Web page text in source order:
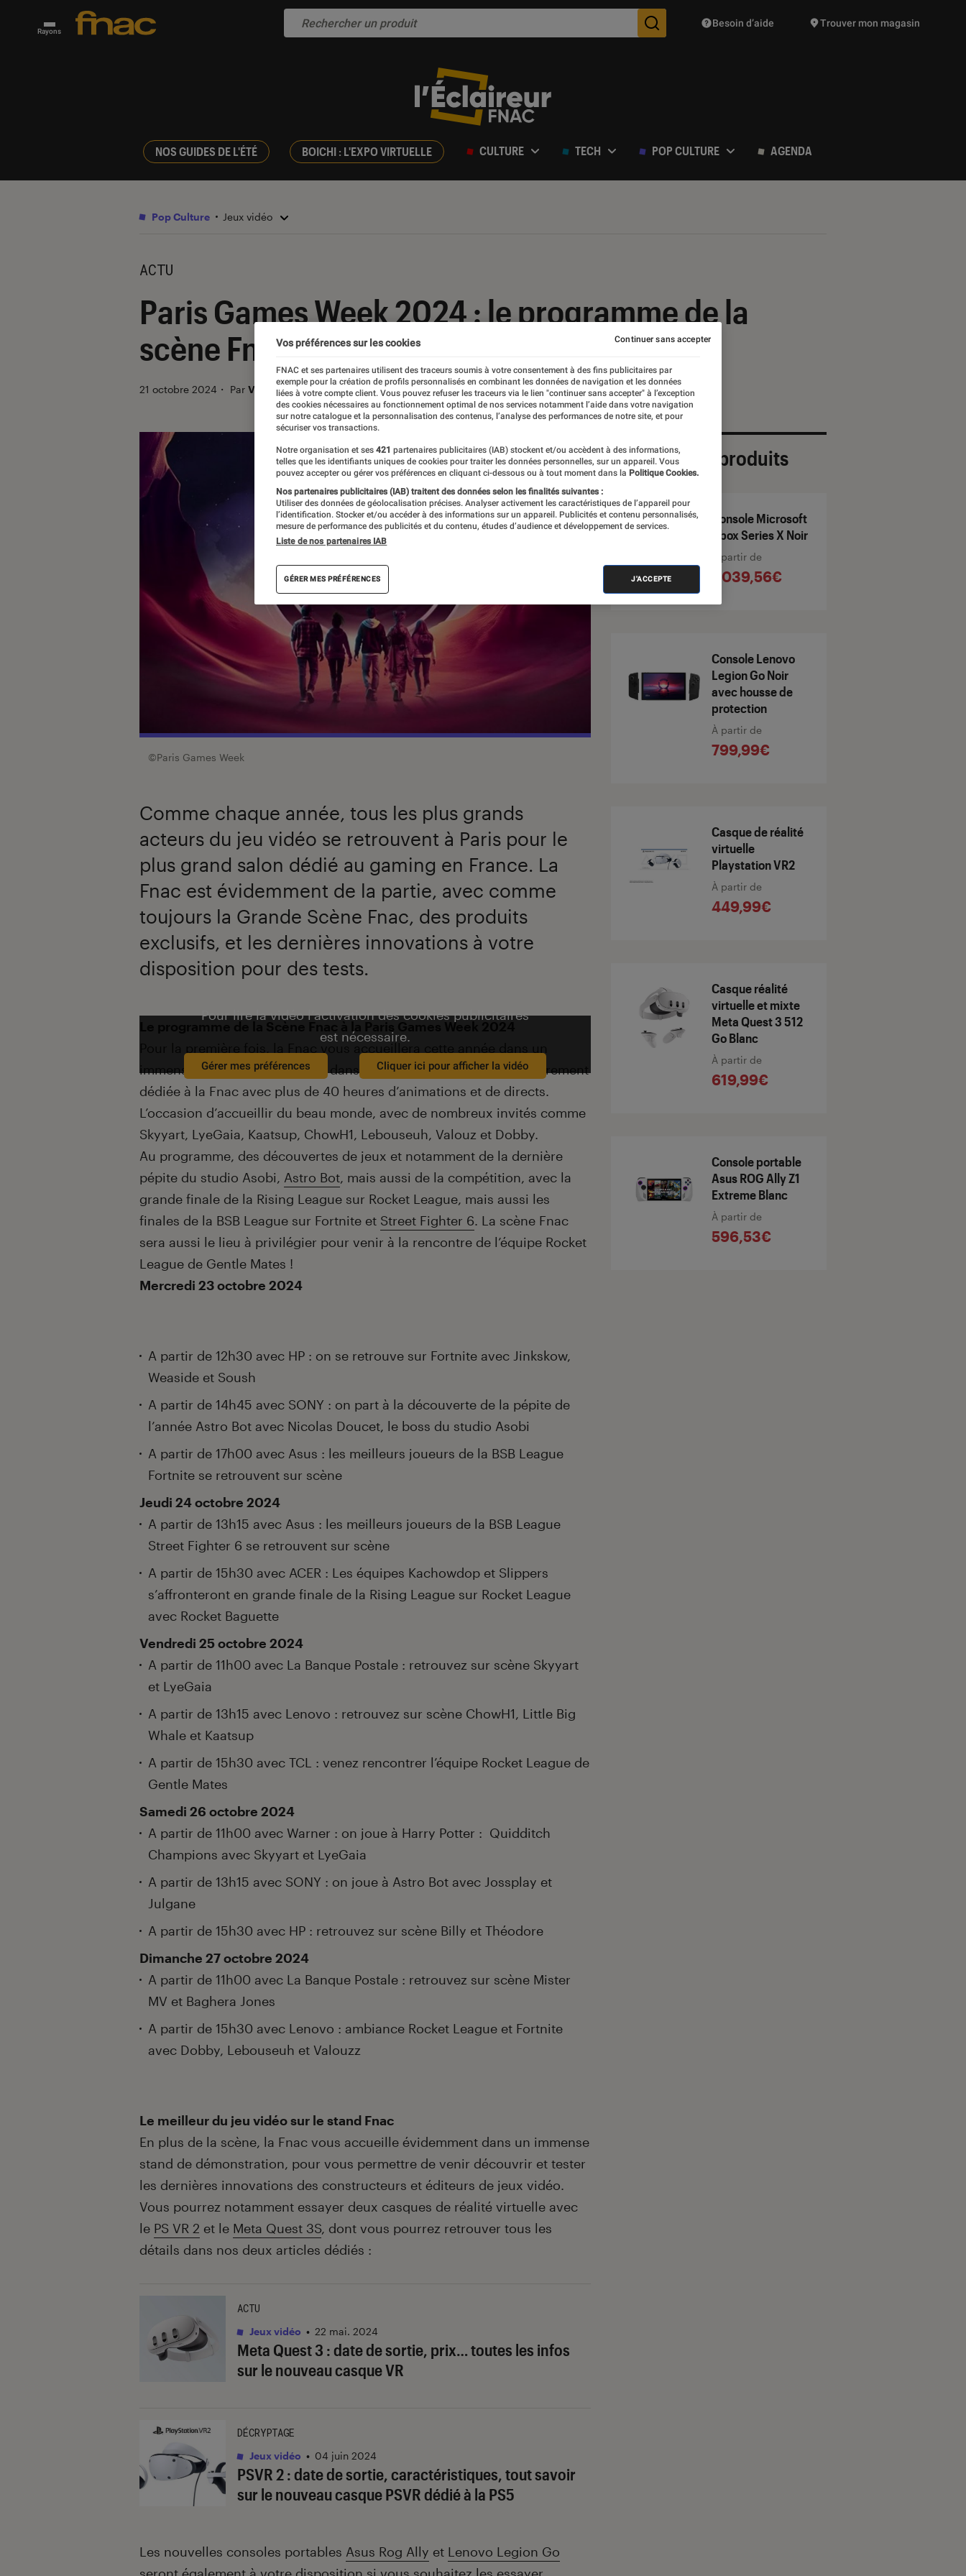
Rayons Des suggestions de produits vont vous être proposées
Besoin d’aide Trouver mon magasin
NOS GUIDES DE L'ÉTÉ BOICHI : L'EXPO VIRTUELLE CULTURE TECH POP CULTURE AGENDA
Pop Culture Jeux vidéo
ACTU
Paris Games Week 2024 : le programme de la
scène Fnac à la PGW
21 octobre 2024 ・ Par Valentin Boulet
©Paris Games Week
Comme chaque année, tous les plus grands
acteurs du jeu vidéo se retrouvent à Paris pour le
plus grand salon dédié au gaming en France. La
Fnac est évidemment de la partie, avec comme
toujours la Grande Scène Fnac, des produits
exclusifs, et les dernières innovations à votre
disposition pour des tests.
IntroductionPour lire la vidéo l’activation des cookies publicitaires
est nécessaire.
Gérer mes préférences Cliquer ici pour afficher la vidéo
Le programme de la Scène Fnac à la Paris Games Week 2024
immense stand de 512 m² situé dans le Hall 1, avec une scène entièrement
dédiée à la Fnac avec plus de 40 heures d’animations et de directs.
L’occasion d’accueillir du beau monde, avec de nombreux invités comme
Skyyart, LyeGaia, Kaatsup, ChowH1, Lebouseuh, Valouz et Dobby.
Au programme, des découvertes de jeux et notamment de la dernière
pépite du studio Asobi, Astro Bot, mais aussi de la compétition, avec la
grande finale de la Rising League sur Rocket League, mais aussi les
finales de la BSB League sur Fortnite et Street Fighter 6. La scène Fnac
sera aussi le lieu à privilégier pour venir à la rencontre de l’équipe Rocket
League de Gentle Mates !
Mercredi 23 octobre 2024
A partir de 12h30 avec HP : on se retrouve sur Fortnite avec Jinkskow,
Weaside et Soush
A partir de 14h45 avec SONY : on part à la découverte de la pépite de
l’année Astro Bot avec Nicolas Doucet, le boss du studio Asobi
A partir de 17h00 avec Asus : les meilleurs joueurs de la BSB League
Fortnite se retrouvent sur scène
Jeudi 24 octobre 2024
A partir de 13h15 avec Asus : les meilleurs joueurs de la BSB League
Street Fighter 6 se retrouvent sur scène
A partir de 15h30 avec ACER : Les équipes Kachowdop et Slippers
s’affronteront en grande finale de la Rising League sur Rocket League
avec Rocket Baguette
Vendredi 25 octobre 2024
A partir de 11h00 avec La Banque Postale : retrouvez sur scène Skyyart
et LyeGaia
A partir de 13h15 avec Lenovo : retrouvez sur scène ChowH1, Little Big
Whale et Kaatsup
A partir de 15h30 avec TCL : venez rencontrer l’équipe Rocket League de
Gentle Mates
Samedi 26 octobre 2024
A partir de 11h00 avec Warner : on joue à Harry Potter : Quidditch
Champions avec Skyyart et LyeGaia
A partir de 13h15 avec SONY : on joue à Astro Bot avec Jossplay et
Julgane
A partir de 15h30 avec HP : retrouvez sur scène Billy et Théodore
Dimanche 27 octobre 2024
A partir de 11h00 avec La Banque Postale : retrouvez sur scène Mister
MV et Baghera Jones
A partir de 15h30 avec Lenovo : ambiance Rocket League et Fortnite
avec Dobby, Lebouseuh et Valouzz
Le meilleur du jeu vidéo sur le stand Fnac
En plus de la scène, la Fnac vous accueille évidemment dans un immense
stand de démonstration, pour vous permettre de venir découvrir et tester
les dernières innovations des constructeurs et éditeurs de jeux vidéo.
Vous pourrez notamment essayer deux casques de réalité virtuelle avec
le PS VR 2 et le Meta Quest 3S, dont vous pourrez retrouver tous les
détails dans nos deux articles dédiés :
Meta Quest 3 : date de sortie, prix… toutes les infos
sur le nouveau casque VR
ACTU
Jeux vidéo • 22 mai. 2024
PSVR 2 : date de sortie, caractéristiques, tout savoir
sur le nouveau casque PSVR dédié à la PS5
DÉCRYPTAGE
Jeux vidéo • 04 juin 2024
Les nouvelles consoles portables Asus Rog Ally et Lenovo Legion Go
Sélection de produits
Console Microsoft
Xbox Series X Noir
À partir de
1 039,56€
Console Lenovo
Legion Go Noir
avec housse de
protection
À partir de
799,99€
Casque de réalité
virtuelle
Playstation VR2
À partir de
449,99€
Casque réalité
virtuelle et mixte
Meta Quest 3 512
Go Blanc
À partir de
619,99€
Console portable
Asus ROG Ally Z1
Extreme Blanc
À partir de
596,53€
Vos préférences sur les cookies
FNAC et ses partenaires utilisent des traceurs soumis à votre consentement à des fins publicitaires par
exemple pour la création de profils personnalisés en combinant les données de navigation et les données
liées à votre compte client. Vous pouvez refuser les traceurs via le lien "continuer sans accepter" à l’exception
des cookies nécessaires au fonctionnement optimal de nos services notamment l’aide dans votre navigation
sur notre catalogue et la personnalisation des contenus, l’analyse des performances de notre site, et pour
sécuriser vos transactions.
Notre organisation et ses 421 partenaires publicitaires (IAB) stockent et/ou accèdent à des informations,
telles que les identifiants uniques de cookies pour traiter les données personnelles, sur un appareil. Vous
pouvez accepter ou gérer vos préférences en cliquant ci-dessous ou à tout moment dans la Politique Cookies.
Nos partenaires publicitaires (IAB) traitent des données selon les finalités suivantes :
Utiliser des données de géolocalisation précises. Analyser activement les caractéristiques de l’appareil pour
l’identification. Stocker et/ou accéder à des informations sur un appareil. Publicités et contenu personnalisés,
mesure de performance des publicités et du contenu, études d’audience et développement de services.
Liste de nos partenaires IAB
GÉRER MES PRÉFÉRENCES J'ACCEPTE
Continuer sans accepter